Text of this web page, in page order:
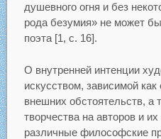
душевного огня и без
рода безумия» не может
поэта [1, c. 16].
О внутренней интенции
искусством, зависимой
внешних обстоятельств, а
творчества на авторов и
различные философские